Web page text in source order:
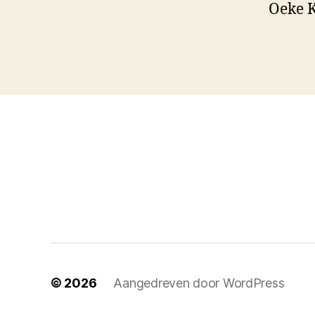
Oeke
© 2026 Aangedreven door WordPress